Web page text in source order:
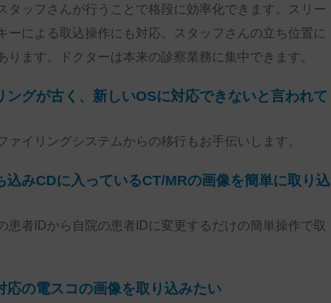
タッフさんが行うことで格段に効率化できます。スリー
ーによる取込操作にも対応。スタッフさんの立ち位置に
ります。ドクターは本来の診察業務に集中できます。
ングが古く、新しいOSに対応できないと言われて
ァイリングシステムからの移行もお手伝いします。
込みCDに入っているCT/MRの画像を簡単に取り込
患者IDから自院の患者IDに変更するだけの簡単操作で取
応の電スコの画像を取り込みたい